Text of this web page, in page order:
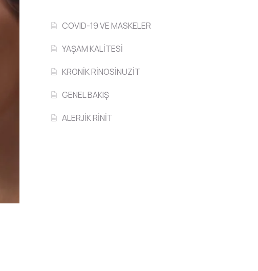
COVID-19 VE MASKELER
YAŞAM KALİTESİ
KRONİK RİNOSİNUZİT
GENEL BAKIŞ
ALERJİK RİNİT